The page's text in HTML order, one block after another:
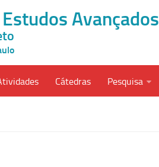
Avançados
Cátedras Pesquisa